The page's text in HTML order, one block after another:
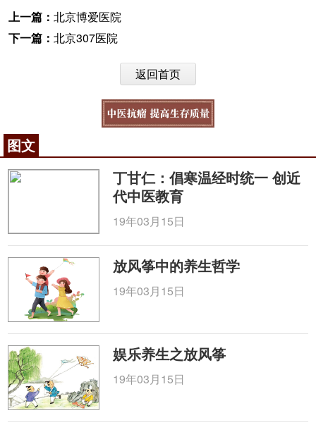
个战略统领医院发展，推进软硬实力建设，以“仁、
诚、博、精”的文化理念，统领医院建设发展跨入新阶
010-87876186
上一篇： 北京博爱医院
下一篇： 北京307医院
返回首页
图文
丁甘仁：倡寒温经时统一 创近
代中医教育
19年03月15日
放风筝中的养生哲学
19年03月15日
娱乐养生之放风筝
19年03月15日